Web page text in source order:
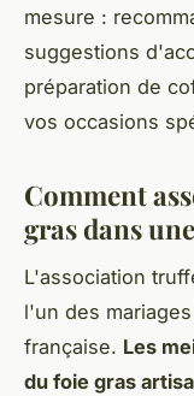
mesure :
suggestions
préparation de
vos occasions
Comment
gras dans
L'association
l'un des
française. Les
du foie gras